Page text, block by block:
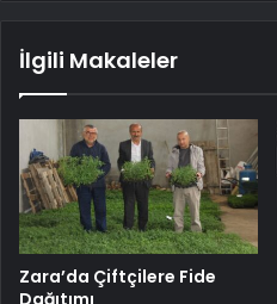
İlgili Makaleler
Zara’da Çiftçilere Fide
Dağıtımı